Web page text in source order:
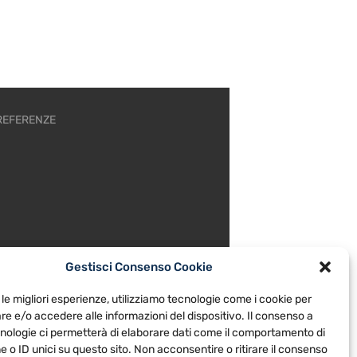
Gestisci Consenso Cookie
migliori esperienze, utilizziamo tecnologie come i cookie per
e/o accedere alle informazioni del dispositivo. Il consenso a
ci permetterà di elaborare dati come il comportamento di
o ID unici su questo sito. Non acconsentire o ritirare il consenso